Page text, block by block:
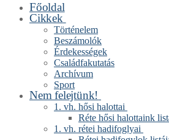
Főoldal
Cikkek
Történelem
Beszámolók
Érdekességek
Családfakutatás
Archívum
Sport
Nem felejtünk!
1. vh. hősi halottai
Réte hősi halottaink
1. vh. rétei hadifoglyai